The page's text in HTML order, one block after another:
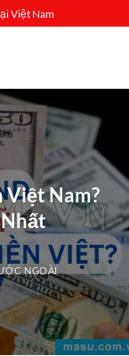
Việt Nam
Việt Nam?
NGOÀI